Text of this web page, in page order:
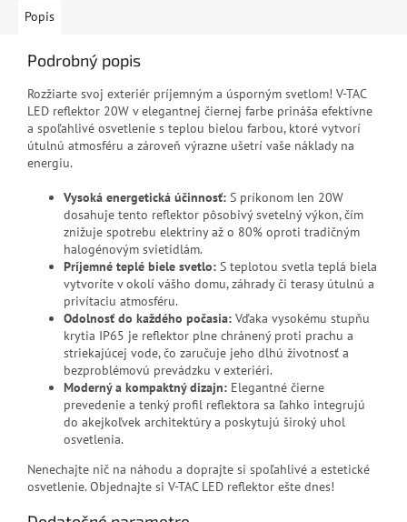
Popis
Podrobný popis
Rozžiarte svoj exteriér príjemným a úsporným svetlom! V-TAC
LED reflektor 20W v elegantnej čiernej farbe prináša efektívne
a spoľahlivé osvetlenie s teplou bielou farbou, ktoré vytvorí
útulnú atmosféru a zároveň výrazne ušetrí vaše náklady na
energiu.
Vysoká energetická účinnosť: S príkonom len 20W
dosahuje tento reflektor pôsobivý svetelný výkon, čím
znižuje spotrebu elektriny až o 80% oproti tradičným
halogénovým svietidlám.
Príjemné teplé biele svetlo: S teplotou svetla teplá biela
vytvoríte v okolí vášho domu, záhrady či terasy útulnú a
privítaciu atmosféru.
Odolnosť do každého počasia: Vďaka vysokému stupňu
krytia IP65 je reflektor plne chránený proti prachu a
striekajúcej vode, čo zaručuje jeho dlhú životnosť a
bezproblémovú prevádzku v exteriéri.
Moderný a kompaktný dizajn: Elegantné čierne
prevedenie a tenký profil reflektora sa ľahko integrujú
do akejkoľvek architektúry a poskytujú široký uhol
osvetlenia.
Nenechajte nič na náhodu a doprajte si spoľahlivé a estetické
osvetlenie. Objednajte si V-TAC LED reflektor ešte dnes!